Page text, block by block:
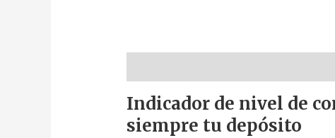
Indicador de nivel de
siempre tu depósito